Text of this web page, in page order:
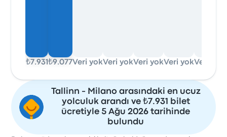
₺7.931 ₺9.077Veri yokVeri yokVeri yokVeri yokVeri yok
Tallinn - Milano arasındaki en ucuz
yolculuk arandı ve ₺7.931 bilet
ücretiyle 5 Ağu 2026 tarihinde
bulundu